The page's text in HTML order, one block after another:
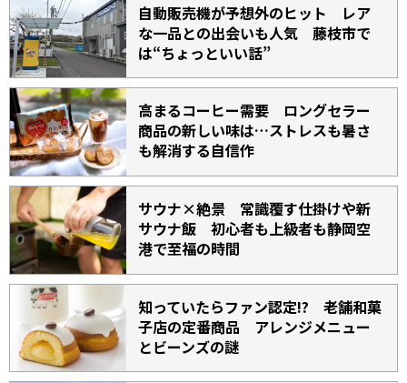
自動販売機が予想外のヒット レア
な一品との出会いも人気 藤枝市で
は“ちょっといい話”
高まるコーヒー需要 ロングセラー
商品の新しい味は…ストレスも暑さ
も解消する自信作
サウナ×絶景 常識覆す仕掛けや新
サウナ飯 初心者も上級者も静岡空
港で至福の時間
知っていたらファン認定!? 老舗和菓
子店の定番商品 アレンジメニュー
とビーンズの謎